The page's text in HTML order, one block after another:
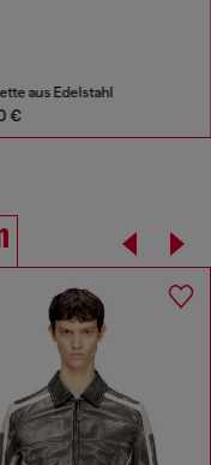
aus Edelstahl
€